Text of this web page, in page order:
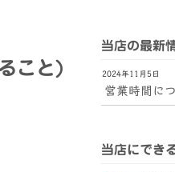
こと)
当店の最新
2024年11月5日
営業時間に
当店にでき